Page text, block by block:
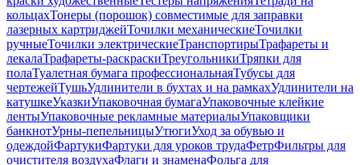
кольцахТонеры (порошок) совместимые для заправки
лазерных картриджейТочилки механическиеТочилки
ручныеТочилки электрическиеТранспортирыТрафареты и
лекалаТрафареты-раскраскиТреугольникиТряпки для
полаТуалетная бумага профессиональнаяТубусы для
чертежейТушьУдлинители в бухтах и на рамкахУдлинители на
катушкеУказкиУпаковочная бумагаУпаковочные клейкие
лентыУпаковочные рекламные материалыУпаковщики
банкнотУрны-пепельницыУтюгиУход за обувью и
одеждойФартукиФартуки для уроков трудаФетрФильтры для
очистителя воздухаФлаги и знаменаФольга для